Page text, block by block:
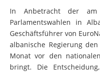
In Anbetracht der am
Parlamentswahlen in
Geschäftsführer von
albanische Regierung
Monat vor den
bringt. Die